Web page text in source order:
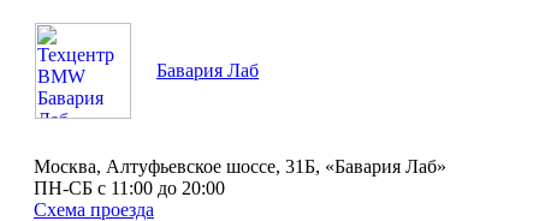
Бавария Лаб
Москва, Алтуфьевское шоссе, 31Б, «Бавария Лаб»
ПН-СБ с 11:00 до 20:00
Схема проезда